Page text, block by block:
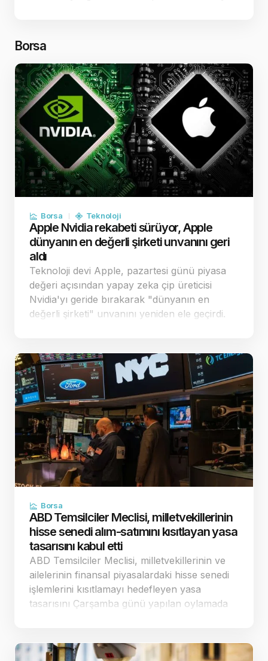
Borsa
Borsa Teknoloji
Apple Nvidia rekabeti sürüyor, Apple
dünyanın en değerli şirketi unvanını geri
aldı
Teknoloji devi Apple, pazartesi günü piyasa
değeri açısından yapay zeka çip üreticisi
Nvidia'yı geride bırakarak "dünyanın en
değerli şirketi" unvanını yeniden ele geçirdi.
pozi…
Borsa
ABD Temsilciler Meclisi, milletvekillerinin
hisse senedi alım-satımını kısıtlayan yasa
tasarısını kabul etti
ABD Temsilciler Meclisi, milletvekillerinin ve
ailelerinin finansal piyasalardaki hisse senedi
işlemlerini kısıtlamayı hedefleyen yasa
tasarısını Çarşamba günü yapılan oylamada
düzenlemeler…